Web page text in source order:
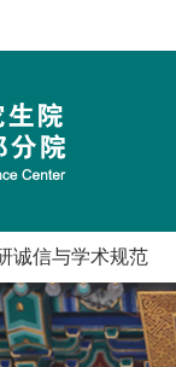
诚信与学术规范